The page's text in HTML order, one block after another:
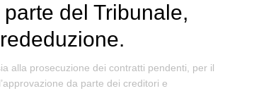
del Tribunale,
alla prosecuzione dei contratti pendenti, per il
da parte dei creditori e